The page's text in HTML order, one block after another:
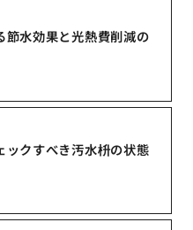
節水効果と光熱費削減の
ックすべき汚水枡の状態